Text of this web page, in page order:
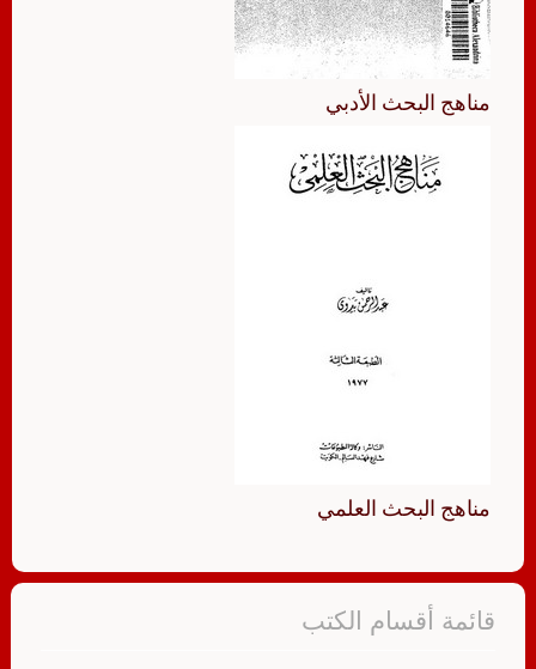
مناهج البحث الأدبي
مناهج البحث العلمي
قائمة أقسام الكتب